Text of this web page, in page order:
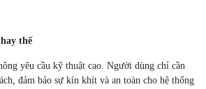
thế
yêu cầu kỹ thuật cao. Người dùng chỉ cần
đảm bảo sự kín khít và an toàn cho hệ thống